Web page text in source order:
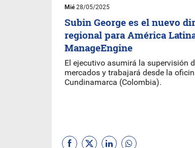
Mié28/05/2025
Subin George es el nuevo
regional para América
ManageEngine
El ejecutivo asumirá la supervisión
mercados y trabajará desde la
Cundinamarca (Colombia).